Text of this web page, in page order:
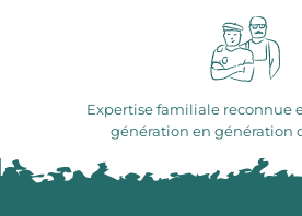
Expertise familiale reconnue
génération en génération